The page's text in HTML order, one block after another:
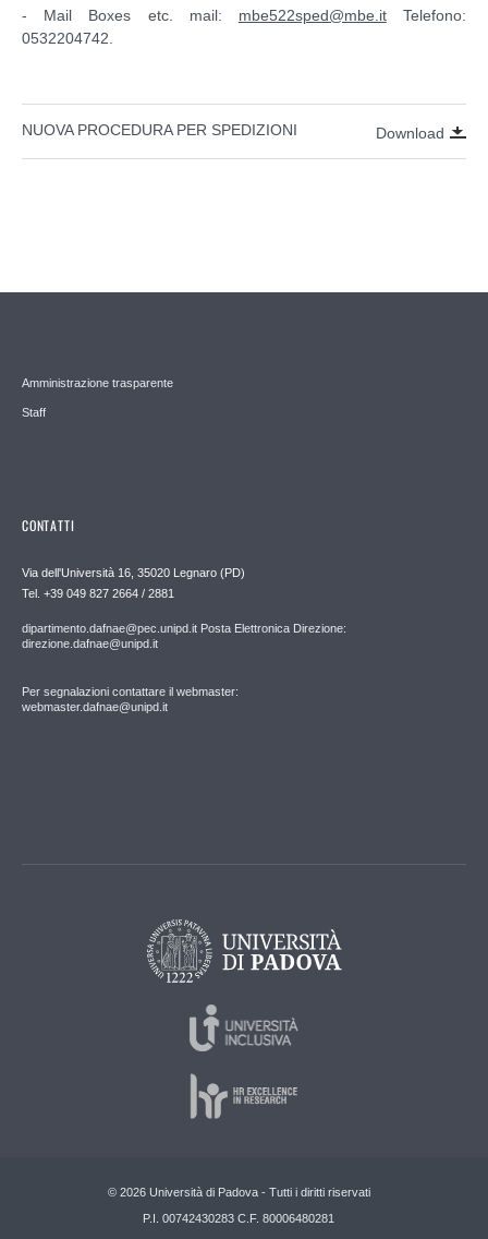
- Mail Boxes etc. mail: mbe522sped@mbe.itTelefono:
0532204742.
NUOVA PROCEDURA PER SPEDIZIONI Download
Amministrazione trasparente
Staff
CONTATTI
Via dell'Università 16, 35020 Legnaro (PD)
Tel. +39 049 827 2664 / 2881
dipartimento.dafnae@pec.unipd.it Posta Elettronica Direzione:
direzione.dafnae@unipd.it
Per segnalazioni contattare il webmaster:
webmaster.dafnae@unipd.it
© 2026 Università di Padova - Tutti i diritti riservati
P.I. 00742430283 C.F. 80006480281